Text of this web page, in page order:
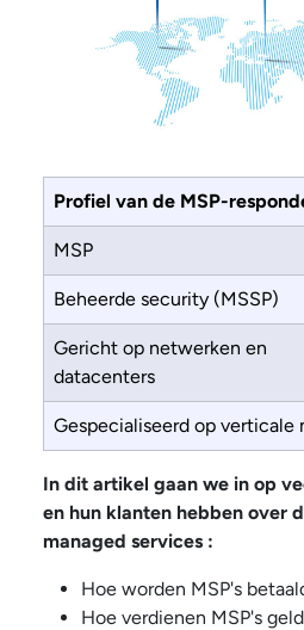
Profiel van de MSP-
MSP
Beheerde security (MSSP)
Gericht op netwerken en
datacenters
Gespecialiseerd op verticale
In dit artikel gaan we in op
en hun klanten hebben over
managed services :
Hoe worden MSP's
Hoe verdienen MSP's